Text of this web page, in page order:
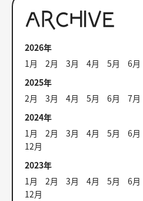
ARCHIVE
2026年
1月
2月 3月 4月 5月 6月
2025年
2月
3月 4月 5月 6月 7月
2024年
1月
2月 3月 4月 5月 6月
12月
2023年
1月
2月 3月 4月 5月 6月
12月